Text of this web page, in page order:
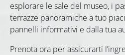
esplorare le sale del museo, i
terrazze panoramiche a tuo
pannelli informativi e dalla tua
Prenota ora per assicurarti